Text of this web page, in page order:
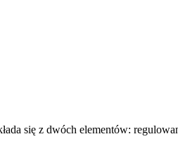
się z dwóch elementów: